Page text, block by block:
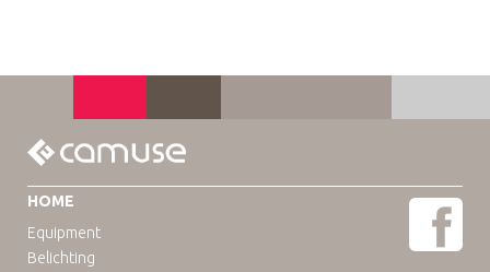
HOME
Equipment
Belichting